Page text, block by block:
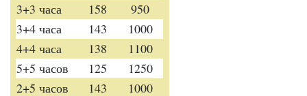
3+3 часа
158
950
3+4 часа
143
1000
4+4 часа
138
1100
5+5 часов
125
1250
2+5 часов
143 1000